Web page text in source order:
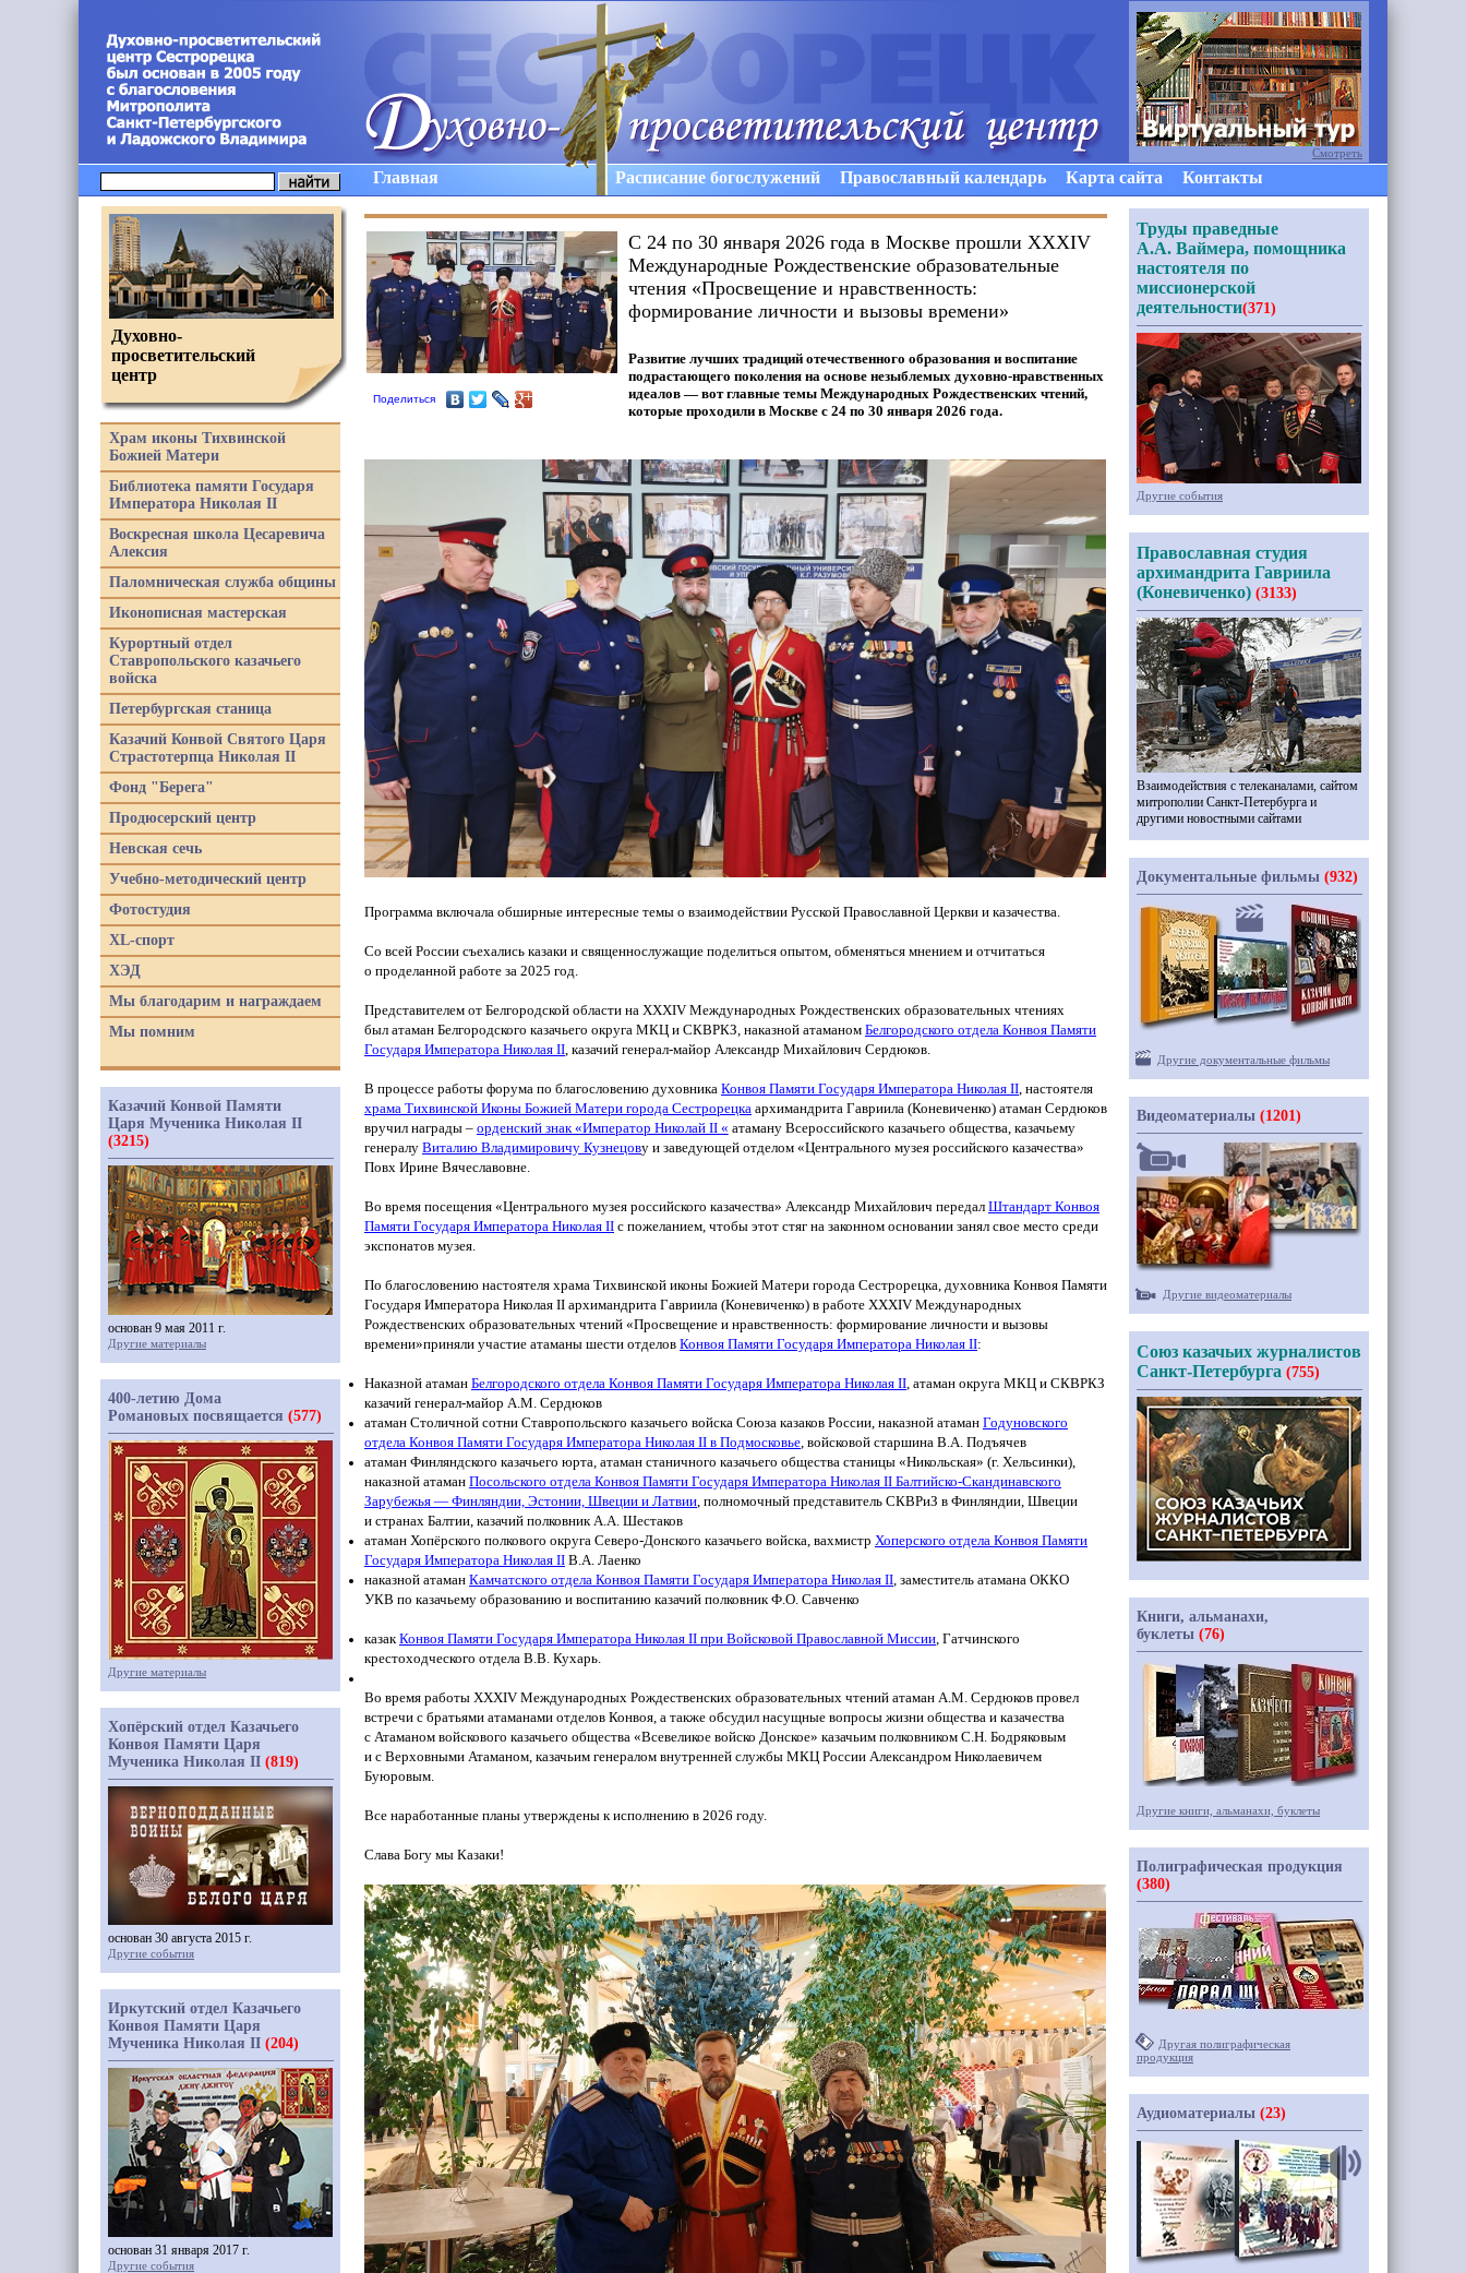
Главная Расписание богослужений Православный календарь Карта сайта Контакты
Поделиться
С 24 по 30 января 2026 года в Москве прошли XXХIV
Международные Рождественские образовательные
чтения «Просвещение и нравственность:
формирование личности и вызовы времени»
Развитие лучших традиций отечественного образования и воспитание
подрастающего поколения на основе незыблемых духовно-нравственных
идеалов — вот главные темы Международных Рождественских чтений,
которые проходили в Москве с 24 по 30 января 2026 года.
Программа включала обширные интересные темы о взаимодействии Русской Православной Церкви и казачества.
Со всей России съехались казаки и священнослужащие поделиться опытом, обменяться мнением и отчитаться
о проделанной работе за 2025 год.
Представителем от Белгородской области на XXХIV Международных Рождественских образовательных чтениях
был атаман Белгородского казачьего округа МКЦ и СКВРКЗ, наказной атаманом Белгородского отдела Конвоя Памяти
Государя Императора Николая II, казачий генерал-майор Александр Михайлович Сердюков.
В процессе работы форума по благословению духовника Конвоя Памяти Государя Императора Николая II, настоятеля
храма Тихвинской Иконы Божией Матери города Сестрорецка архимандрита Гавриила (Коневиченко) атаман Сердюков
вручил награды – орденский знак «Император Николай II « атаману Всероссийского казачьего общества, казачьему
генералу Виталию Владимировичу Кузнецову и заведующей отделом «Центрального музея российского казачества»
Повх Ирине Вячеславовне.
Во время посещения «Центрального музея российского казачества» Александр Михайлович передал Штандарт Конвоя
Памяти Государя Императора Николая II с пожеланием, чтобы этот стяг на законном основании занял свое место среди
экспонатов музея.
По благословению настоятеля храма Тихвинской иконы Божией Матери города Сестрорецка, духовника Конвоя Памяти
Государя Императора Николая II архимандрита Гавриила (Коневиченко) в работе XXХIV Международных
Рождественских образовательных чтений «Просвещение и нравственность: формирование личности и вызовы
времени»приняли участие атаманы шести отделов Конвоя Памяти Государя Императора Николая II:
Наказной атаман Белгородского отдела Конвоя Памяти Государя Императора Николая II, атаман округа МКЦ и СКВРКЗ
казачий генерал-майор А.М. Сердюков
атаман Столичной сотни Ставропольского казачьего войска Союза казаков России, наказной атаман Годуновского
отдела Конвоя Памяти Государя Императора Николая II в Подмосковье, войсковой старшина В.А. Подъячев
атаман Финляндского казачьего юрта, атаман станичного казачьего общества станицы «Никольская» (г. Хельсинки),
наказной атаман Посольского отдела Конвоя Памяти Государя Императора Николая II Балтийско-Скандинавского
Зарубежья — Финляндии, Эстонии, Швеции и Латвии, полномочный представитель СКВРиЗ в Финляндии, Швеции
и странах Балтии, казачий полковник А.А. Шестаков
атаман Хопёрского полкового округа Северо-Донского казачьего войска, вахмистр Хоперского отдела Конвоя Памяти
Государя Императора Николая II В.А. Лаенко
наказной атаман Камчатского отдела Конвоя Памяти Государя Императора Николая II, заместитель атамана ОККО
УКВ по казачьему образованию и воспитанию казачий полковник Ф.О. Савченко
казакКонвоя Памяти Государя Императора Николая II при Войсковой Православной Миссии, Гатчинского
крестоходческого отдела В.В. Кухарь.
Во время работы XXХIV Международных Рождественских образовательных чтений атаман А.М. Сердюков провел
встречи с братьями атаманами отделов Конвоя, а также обсудил насущные вопросы жизни общества и казачества
с Атаманом войскового казачьего общества «Всевеликое войско Донское» казачьим полковником С.Н. Бодряковым
и с Верховными Атаманом, казачьим генералом внутренней службы МКЦ России Александром Николаевичем
Буюровым.
Все наработанные планы утверждены к исполнению в 2026 году.
Слава Богу мы Казаки!
Духовно-
просветительский
центр
Храм иконы Тихвинской
Божией Матери
Библиотека памяти Государя
Императора Николая II
Воскресная школа Цесаревича
Алексия
Паломническая служба общины
Иконописная мастерская
Курортный отдел
Ставропольского казачьего
войска
Петербургская станица
Казачий Конвой Святого Царя
Страстотерпца Николая II
Фонд "Берега"
Продюсерский центр
Невская сечь
Учебно-методический центр
Фотостудия
XL-спорт
ХЭД
Мы благодарим и награждаем
Мы помним
Казачий Конвой Памяти
Царя Мученика Николая II
(3215)
основан 9 мая 2011 г.
Другие материалы
400-летию Дома
Романовых посвящается (577)
Другие материалы
Хопёрский отдел Казачьего
Конвоя Памяти Царя
Мученика Николая II (819)
основан 30 августа 2015 г.
Другие события
Иркутский отдел Казачьего
Конвоя Памяти Царя
Мученика Николая II (204)
основан 31 января 2017 г.
Другие события
Смотреть
Труды праведные
А.А. Ваймера, помощника
настоятеля по
миссионерской
деятельности(371)
Другие события
Православная студия
архимандрита Гавриила
(Коневиченко) (3133)
Взаимодействия с телеканалами, сайтом
митрополии Санкт-Петербурга и
другими новостными сайтами
Документальные фильмы (932)
Другие документальные фильмы
Видеоматериалы (1201)
Другие видеоматериалы
Союз казачьих журналистов
Санкт-Петербурга (755)
Книги, альманахи,
буклеты (76)
Другие книги, альманахи, буклеты
Полиграфическая продукция
(380)
Другая полиграфическая
продукция
Аудиоматериалы (23)